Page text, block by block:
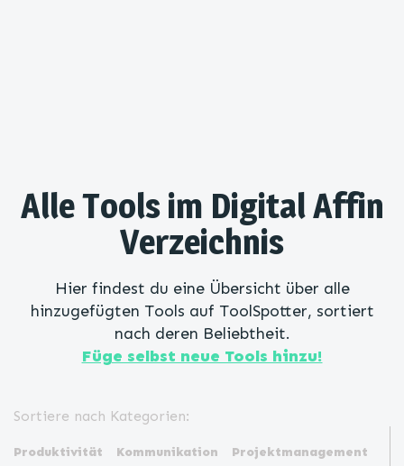
Alle Tools im Digital Affin
Verzeichnis
Hier findest du eine Übersicht über alle
hinzugefügten Tools auf ToolSpotter, sortiert
nach deren Beliebtheit.
Füge selbst neue Tools hinzu!
Sortiere nach Kategorien:
Produktivität Kommunikation
Projektmanagement